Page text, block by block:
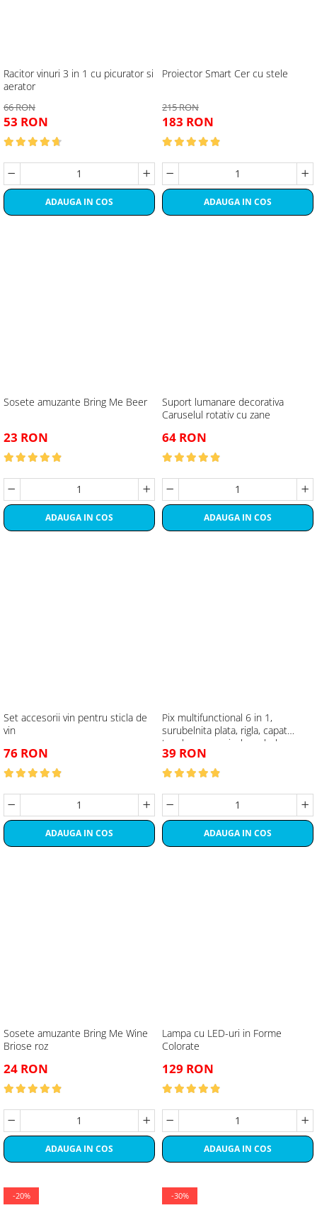
Racitor vinuri 3 in 1 cu picurator si
aerator
66 RON
53 RON
ADAUGA IN COS
Proiector Smart Cer cu stele
215 RON
183 RON
ADAUGA IN COS
Sosete amuzante Bring Me Beer
23 RON
ADAUGA IN COS
Suport lumanare decorativa
Caruselul rotativ cu zane
64 RON
ADAUGA IN COS
Set accesorii vin pentru sticla de
vin
76 RON
ADAUGA IN COS
Pix multifunctional 6 in 1,
surubelnita plata, rigla, capat
touchscreen, nivela cu bula
39 RON
ADAUGA IN COS
Sosete amuzante Bring Me Wine
Briose roz
24 RON
ADAUGA IN COS
Lampa cu LED-uri in Forme
Colorate
129 RON
ADAUGA IN COS
-20% -30%